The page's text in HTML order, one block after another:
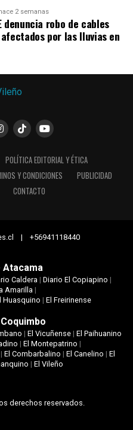
2 semanas
denuncia robo de cables
por las lluvias en
POLÍTICA EDITORIAL Y ÉTICA
Y CONDICIONES
PUBLICIDAD
CONTACTO
| +56941118440
Atacama
Caldera | Diario El Copiapino |
Amarilla |
Huasquino | El Freirinense
| El Vicuñense| El Paihuanino
| El Montepatrino |
|El Combarbalino |El Canelino |El
| El Vileño
derechos reservados.